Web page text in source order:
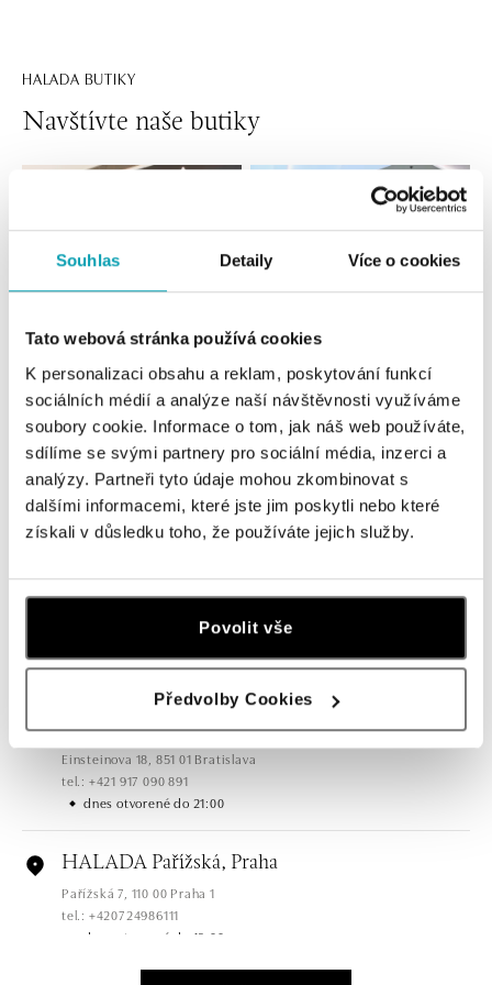
Souhlas Detaily Více o cookies
Tato webová stránka používá cookies
K personalizaci obsahu a reklam, poskytování funkcí
sociálních médií a analýze naší návštěvnosti využíváme
soubory cookie. Informace o tom, jak náš web používáte,
sdílíme se svými partnery pro sociální média, inzerci a
analýzy. Partneři tyto údaje mohou zkombinovat s
dalšími informacemi, které jste jim poskytli nebo které
získali v důsledku toho, že používáte jejich služby.
Povolit vše
Předvolby Cookies
HALADA BUTIKY
Navštívte naše butiky
Všetky Česko Slovensko
HALADA OC Eurovea, Bratislava
Pribinova 8, 811 09 Bratislava
tel.: +421 910 284 071
dnes otvorené do 21:00
HALADA OC Avion, Bratislava
Ivanská cesta 16, 821 04 Bratislava
dnes otvorené do 21:00
Halada OC Aupark, Bratislava
Einsteinova 18, 851 01 Bratislava
tel.: +421 917 090 891
dnes otvorené do 21:00
HALADA Pařížská, Praha
Pařížská 7, 110 00 Praha 1
tel.: +420724986111
dnes otvorené do 19:00